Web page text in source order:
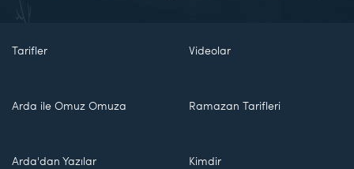
Tarifler Videolar
Arda ile Omuz Omuza Ramazan Tarifleri
Arda'dan Yazılar Kimdir